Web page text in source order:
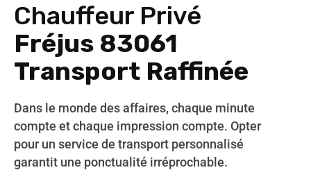
Chauffeur Privé
Fréjus 83061
Transport Raffinée
Dans le monde des affaires, chaque minute
compte et chaque impression compte. Opter
pour un service de transport personnalisé
garantit une ponctualité irréprochable.